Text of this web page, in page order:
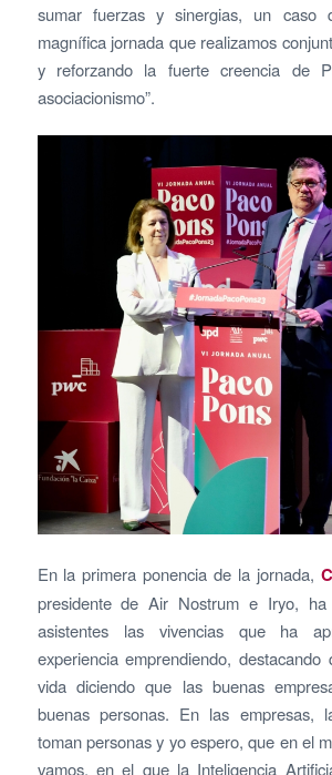
sumar fuerzas y sinergias, un caso
magnífica jornada que realizamos
y reforzando la fuerte creencia de
asociacionismo”.
En la primera ponencia de la jornada,
presidente de Air Nostrum e Iryo,
asistentes las vivencias que ha
experiencia emprendiendo, destacando
vida diciendo que las buenas
buenas personas. En las empresas,
toman personas y yo espero, que en el
vamos, en el que la Inteligencia